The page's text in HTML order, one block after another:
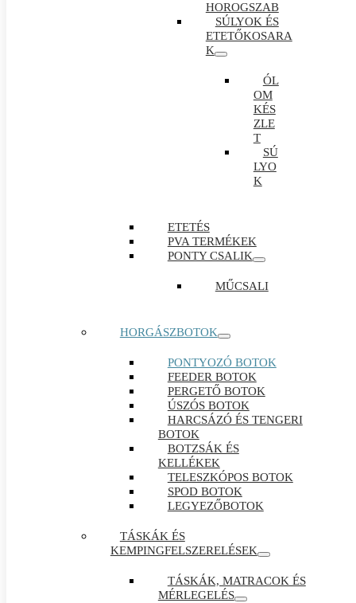
HOROGSZAB
SÚLYOK ÉS
ETETŐKOSARA
K
ÓL
OM
KÉS
ZLE
T
SÚ
LYO
K
ETETÉS
PVA TERMÉKEK
PONTY CSALIK
MŰCSALI
HORGÁSZBOTOK
PONTYOZÓ BOTOK
FEEDER BOTOK
PERGETŐ BOTOK
ÚSZÓS BOTOK
HARCSÁZÓ ÉS TENGERI
BOTOK
BOTZSÁK ÉS
KELLÉKEK
TELESZKÓPOS BOTOK
SPOD BOTOK
LEGYEZŐBOTOK
TÁSKÁK ÉS
KEMPINGFELSZERELÉSEK
TÁSKÁK, MATRACOK ÉS
MÉRLEGELÉS